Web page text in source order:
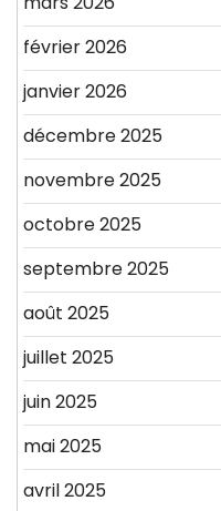
février 2026
janvier 2026
décembre 2025
novembre 2025
octobre 2025
septembre 2025
août 2025
juillet 2025
juin 2025
mai 2025
avril 2025